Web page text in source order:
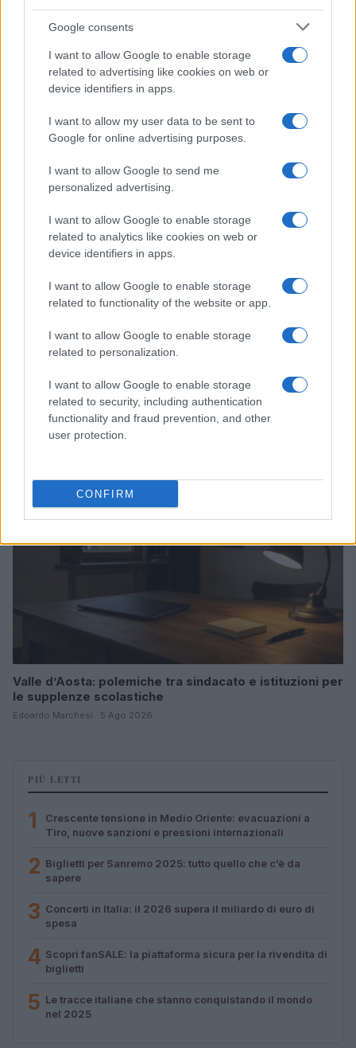
Google consents
I want to allow Google to enable storage
related to advertising like cookies on web or
device identifiers in apps.
I want to allow my user data to be sent to
Google for online advertising purposes.
I want to allow Google to send me
personalized advertising.
I want to allow Google to enable storage
related to analytics like cookies on web or
device identifiers in apps.
I want to allow Google to enable storage
related to functionality of the website or app.
I want to allow Google to enable storage
related to personalization.
I want to allow Google to enable storage
related to security, including authentication
functionality and fraud prevention, and other
user protection.
CONFIRM
Ariana Grande debutta al primo posto con Petal e
annuncia una pausa dalla vita pubblica
Letizia Fontana · 8 Ago 2026
NEWS
Noemi in ospedale: il racconto della riabilitazione e il
ritorno sul palco
Susanna Riva · 6 Ago 2026
Valle d’Aosta: polemiche tra sindacato e istituzioni per
le supplenze scolastiche
Edoardo Marchesi · 5 Ago 2026
PIÙ LETTI
1
Crescente tensione in Medio Oriente: evacuazioni a
Tiro, nuove sanzioni e pressioni internazionali
2 Biglietti per Sanremo 2025: tutto quello che c’è da
sapere
3 Concerti in Italia: il 2026 supera il miliardo di euro di
spesa
4 Scopri fanSALE: la piattaforma sicura per la rivendita di
biglietti
5 Le tracce italiane che stanno conquistando il mondo
nel 2025